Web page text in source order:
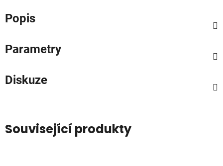
Popis
Parametry
Diskuze
Související produkty